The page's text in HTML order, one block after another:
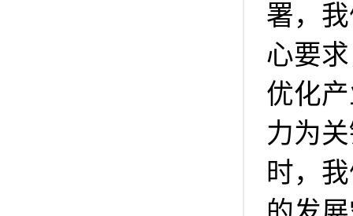
署，
心要
优化
力为
时，